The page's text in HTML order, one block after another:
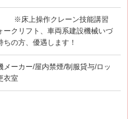
上操作クレーン技能講習
ークリフト、車両系建設機械いづ
の方、優遇します！
メーカー/屋内禁煙/制服貸与/ロッ
衣室